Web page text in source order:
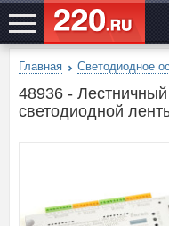
ЭЛЕКТРОСАЙТ№1
Главная Светодиодное
48936 -
светодиодной